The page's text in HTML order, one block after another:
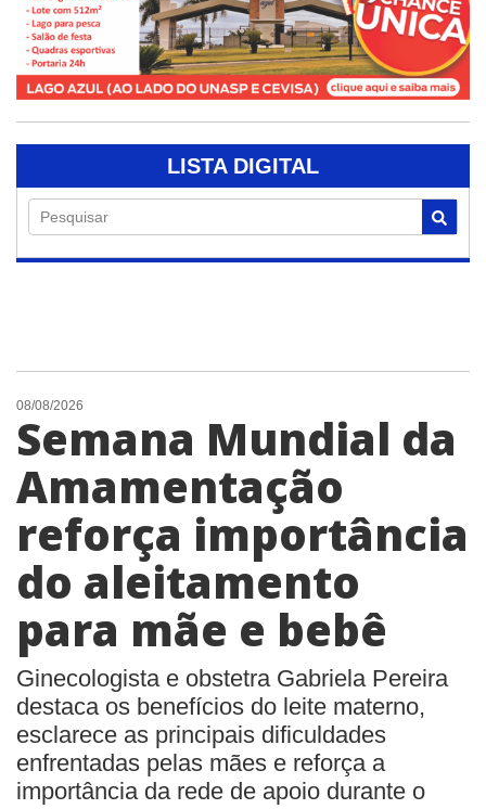
LISTA DIGITAL
Pesquisar
08/08/2026
Semana Mundial da
Amamentação
reforça importância
do aleitamento
para mãe e bebê
Ginecologista e obstetra Gabriela Pereira
destaca os benefícios do leite materno,
esclarece as principais dificuldades
enfrentadas pelas mães e reforça a
importância da rede de apoio durante o